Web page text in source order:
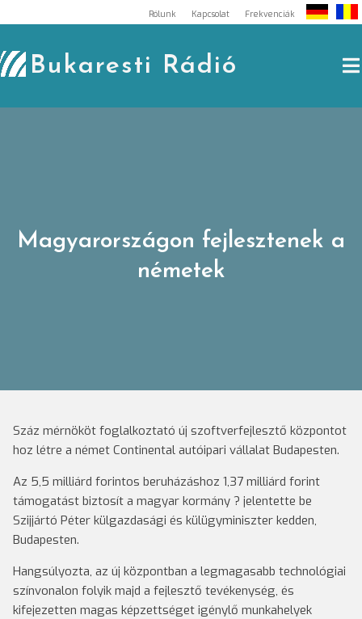
to
content
Rólunk Kapcsolat Frekvenciák
Bukaresti Rádió
Magyarországon fejlesztenek a
németek
Száz mérnököt foglalkoztató új szoftverfejlesztő központot
hoz létre a német Continental autóipari vállalat Budapesten.
Az 5,5 milliárd forintos beruházáshoz 1,37 milliárd forint
támogatást biztosít a magyar kormány ? jelentette be
Szijjártó Péter külgazdasági és külügyminiszter kedden,
Budapesten.
Hangsúlyozta, az új központban a legmagasabb technológiai
színvonalon folyik majd a fejlesztő tevékenység, és
kifejezetten magas képzettséget igénylő munkahelyek